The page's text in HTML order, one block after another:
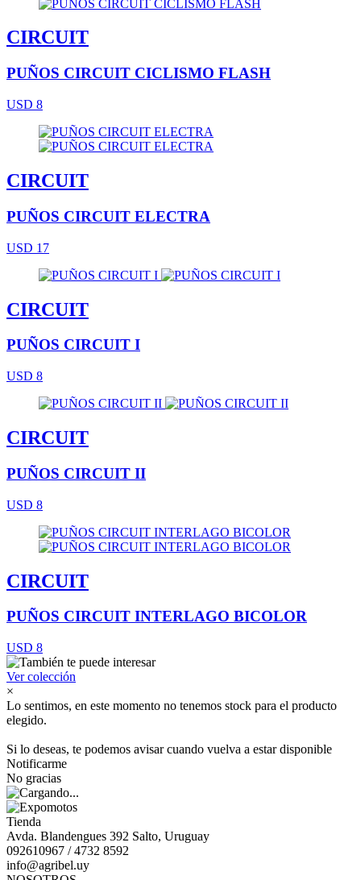
CIRCUIT
PUÑOS CIRCUIT CICLISMO FLASH
USD 8
CIRCUIT
PUÑOS CIRCUIT ELECTRA
USD 17
CIRCUIT
PUÑOS CIRCUIT I
USD 8
CIRCUIT
PUÑOS CIRCUIT II
USD 8
CIRCUIT
PUÑOS CIRCUIT INTERLAGO BICOLOR
USD 8
Ver colección
×
Lo sentimos, en este momento no tenemos stock para el producto
elegido.
Si lo deseas, te podemos avisar cuando vuelva a estar disponible
Notificarme
No gracias
Tienda
Avda. Blandengues 392 Salto, Uruguay
092610967 / 4732 8592
info@agribel.uy